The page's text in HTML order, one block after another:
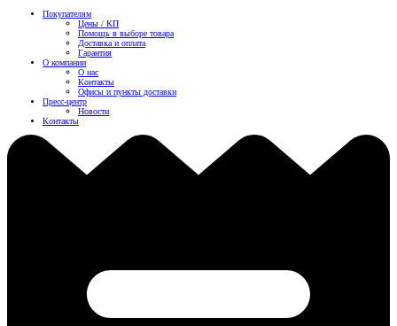
Покупателям
Цены / КП
Помощь в выборе товара
Доставка и оплата
Гарантия
О компании
О нас
Контакты
Офисы и пункты доставки
Пресс-центр
Новости
Контакты